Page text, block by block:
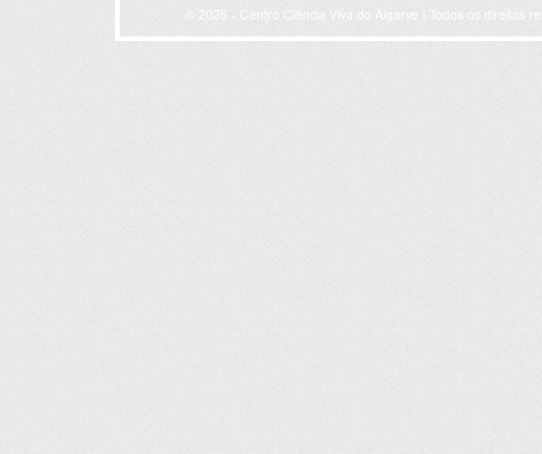
© 2026 - Centro Ciência Viva do Algarve | Todos os direitos